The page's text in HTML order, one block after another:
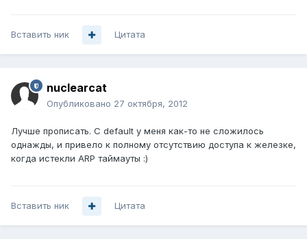
Вставить ник Цитата
nuclearcat
Опубликовано 27 октября, 2012
Лучше прописать. С default у меня как-то не сложилось
однажды, и привело к полному отсутствию доступа к железке,
когда истекли ARP таймауты :)
Вставить ник Цитата